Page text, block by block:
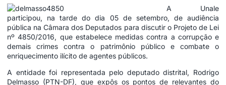
A Unale
participou, na tarde do dia 05 de setembro, de audiência
pública na Câmara dos Deputados para discutir o Projeto de Lei
nº 4850/2016, que estabelece medidas contra a corrupção e
demais crimes contra o patrimônio público e combate o
enriquecimento ilícito de agentes públicos.
A entidade foi representada pelo deputado distrital, Rodrigo
Delmasso (PTN-DF), que expôs os pontos de relevantes do